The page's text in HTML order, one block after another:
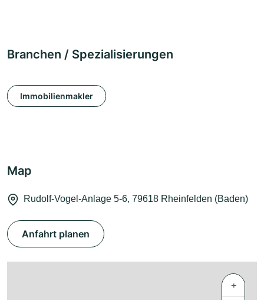
Branchen / Spezialisierungen
Immobilienmakler
Map
Rudolf-Vogel-Anlage 5-6, 79618 Rheinfelden (Baden)
Anfahrt planen
+